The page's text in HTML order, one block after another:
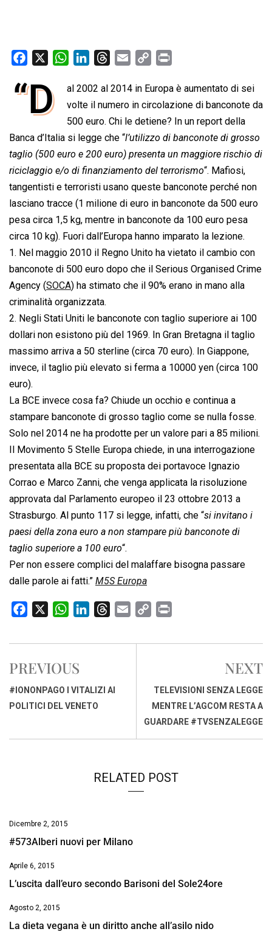
c
o
o
k
W
a
t
s
A
p
p
n
k
e
d
I
n
r
e
a
d
s
a
i
l
p
y
L
i
n
k
i
n
“D
al 2002 al 2014 in Europa è aumentato di sei
volte il numero in circolazione di banconote da
500 euro. Chi le detiene? In un report della
Banca d’Italia si legge che “l’utilizzo di banconote di grosso
taglio (500 euro e 200 euro) presenta un maggiore rischio di
riciclaggio e/o di finanziamento del terrorismo“. Mafiosi,
tangentisti e terroristi usano queste banconote perché non
lasciano tracce (1 milione di euro in banconote da 500 euro
pesa circa 1,5 kg, mentre in banconote da 100 euro pesa
circa 10 kg). Fuori dall’Europa hanno imparato la lezione.
1. Nel maggio 2010 il Regno Unito ha vietato il cambio con
banconote di 500 euro dopo che il Serious Organised Crime
Agency (SOCA) ha stimato che il 90% erano in mano alla
criminalità organizzata.
2. Negli Stati Uniti le banconote con taglio superiore ai 100
dollari non esistono più del 1969. In Gran Bretagna il taglio
massimo arriva a 50 sterline (circa 70 euro). In Giappone,
invece, il taglio più elevato si ferma a 10000 yen (circa 100
euro).
La BCE invece cosa fa? Chiude un occhio e continua a
stampare banconote di grosso taglio come se nulla fosse.
Solo nel 2014 ne ha prodotte per un valore pari a 85 milioni.
Il Movimento 5 Stelle Europa chiede, in una interrogazione
presentata alla BCE su proposta dei portavoce Ignazio
Corrao e Marco Zanni, che venga applicata la risoluzione
approvata dal Parlamento europeo il 23 ottobre 2013 a
Strasburgo. Al punto 117 si legge, infatti, che “si invitano i
paesi della zona euro a non stampare più banconote di
taglio superiore a 100 euro“.
Per non essere complici del malaffare bisogna passare
dalle parole ai fatti.” M5S Europa
c
b
o
o
W
a
s
A
p
n
d
I
r
d
a
p
n
k
i
PREVIOUS
#IONONPAGO I VITALIZI AI
POLITICI DEL VENETO
NEXT
TELEVISIONI SENZA LEGGE
MENTRE L’AGCOM RESTA A
GUARDARE #TVSENZALEGGE
RELATED POST
Dicembre 2, 2015
#573Alberi nuovi per Milano
Aprile 6, 2015
L’uscita dall’euro secondo Barisoni del Sole24ore
Agosto 2, 2015
La dieta vegana è un diritto anche all’asilo nido